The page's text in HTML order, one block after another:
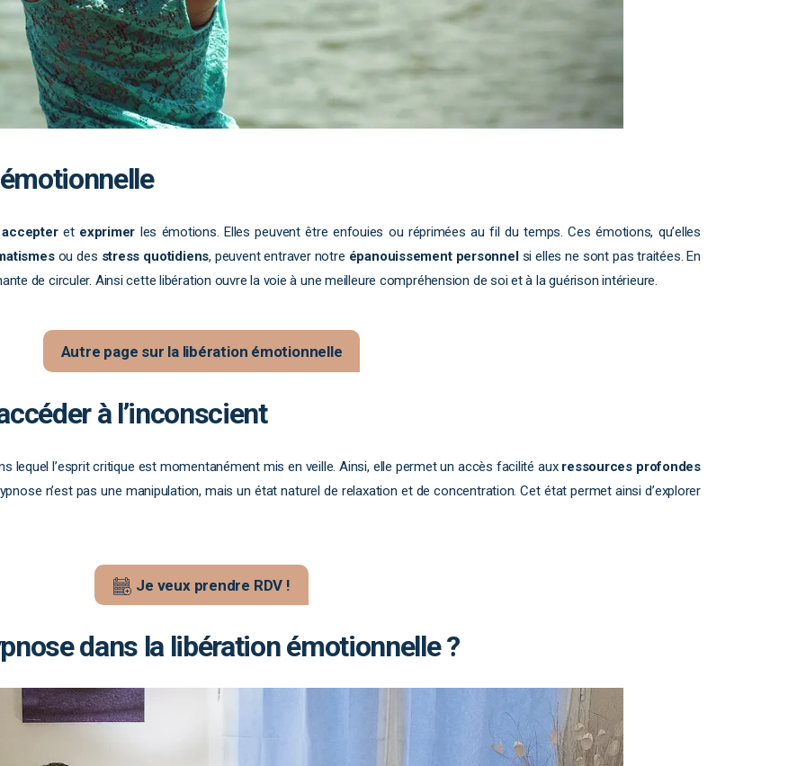
accepteret exprimer les émotions. Elles peuvent être enfouies ou réprimées au fil du temps. Ces émotions, qu’elles
ou des stress quotidiens, peuvent entraver notre épanouissement personnel si elles ne sont pas traitées. En
de circuler. Ainsi cette libération ouvre la voie à une meilleure compréhension de soi et à la guérison intérieure.
Autre page sur la libération émotionnelle
à l’inconscient
lequel l’esprit critique est momentanément mis en veille. Ainsi, elle permet un accès facilité aux ressources profondes
n’est pas une manipulation, mais un état naturel de relaxation et de concentration. Cet état permet ainsi d’explorer
Je veux prendre RDV !
dans la libération émotionnelle ?